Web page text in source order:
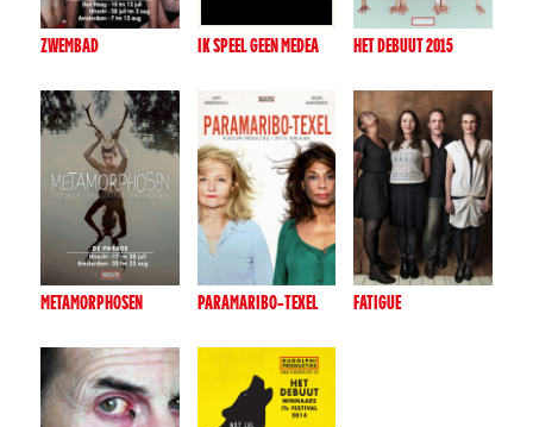
ZWEMBAD IK SPEEL GEEN MEDEA HET DEBUUT 2015
METAMORPHOSEN PARAMARIBO-TEXEL FATIGUE